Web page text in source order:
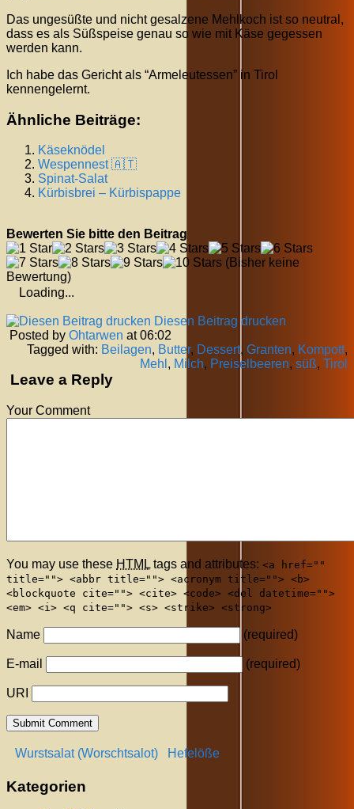
Das ungesüßte und nicht gesalzene Mehlkoch ist so neutral,
dass es als Süßspeise genau so wie mit Käse gegessen
werden kann.
Ich habe das Gericht als “Armeleutessen” in Tirol
kennengelernt.
Ähnliche Beiträge:
Käseknödel
Wespennest 🇦🇹
Spinat-Salat
Kürbisbrei – Kürbispappe
Bewerten Sie bitte den Beitrag
(Bisher keine
Bewertung)
Loading...
Diesen Beitrag drucken
Posted by Ohtarwen at 06:02
Tagged with: Beilagen, Butter, Dessert, Granten, Kompott,
Mehl , Milch, Preiselbeeren, süß, Tirol
Leave a Reply
Your Comment
You may use these HTML tags and attributes: <a href=""
title=""> <abbr title=""> <acronym title=""> <b>
<blockquote cite=""> <cite> <code> <del datetime="">
<em> <i> <q cite=""> <s> <strike> <strong>
Name (required)
E-mail (required)
URI
Wurstsalat (Worschtsalot) Hefelöße
Kategorien